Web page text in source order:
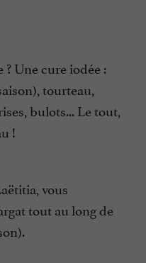
Une cure iodée :
tourteau,
bulots... Le tout,
!
vous
tout au long de